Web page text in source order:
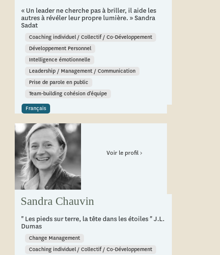
« Un leader ne cherche pas à briller, il aide les
autres à révéler leur propre lumière. » Sandra
Sadat
Coaching individuel / Collectif / Co-Développement
Développement Personnel
Intelligence émotionnelle
Leadership / Management / Communication
Prise de parole en public
Team-building cohésion d’équipe
Français
Sandra Chauvin
" Les pieds sur terre, la tête dans les étoiles " J.L.
Dumas
Change Management
Coaching individuel / Collectif / Co-Développement
Voir le profil >